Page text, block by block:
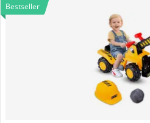
Bestseller